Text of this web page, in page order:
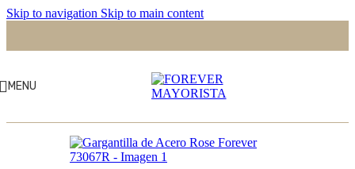
Skip to navigation Skip to main content
MENU